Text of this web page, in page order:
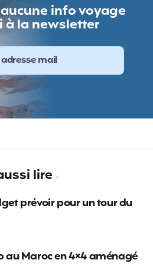
info voyage
à la newsletter
lire
prévoir pour un tour du
au Maroc en 4×4 aménagé